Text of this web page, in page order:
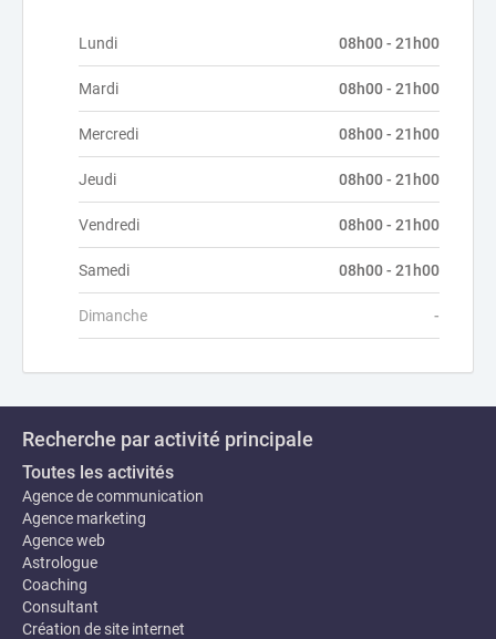
Lundi 08h00 - 21h00
Mardi 08h00 - 21h00
Mercredi 08h00 - 21h00
Jeudi 08h00 - 21h00
Vendredi 08h00 - 21h00
Samedi 08h00 - 21h00
Dimanche -
Recherche par activité principale
Toutes les activités
Agence de communication
Agence marketing
Agence web
Astrologue
Coaching
Consultant
Création de site internet